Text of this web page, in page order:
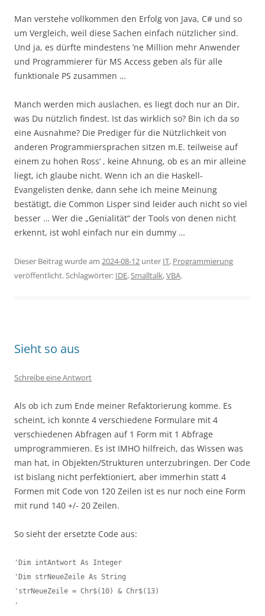
Man verstehe vollkommen den Erfolg von Java, C# und so
um Vergleich, weil diese Sachen einfach nützlicher sind.
Und ja, es dürfte mindestens ’ne Million mehr Anwender
und Programmierer für MS Access geben als für alle
funktionale PS zusammen …
Manch werden mich auslachen, es liegt doch nur an Dir,
was Du nützlich findest. Ist das wirklich so? Bin ich da so
eine Ausnahme? Die Prediger für die Nützlichkeit von
anderen Programmiersprachen sitzen m.E. teilweise auf
einem zu hohen Ross‘ , keine Ahnung, ob es an mir alleine
liegt, ich glaube nicht. Wenn ich an die Haskell-
Evangelisten denke, dann sehe ich meine Meinung
bestätigt, die Common Lisper sind leider auch nicht so viel
besser … Wer die „Genialität“ der Tools von denen nicht
erkennt, ist wohl einfach nur ein dummy …
Dieser Beitrag wurde am 2024-08-12 unter IT, Programmierung
veröffentlicht. Schlagwörter: IDE,Smalltalk,VBA.
Sieht so aus
Schreibe eine Antwort
Als ob ich zum Ende meiner Refaktorierung komme. Es
scheint, ich konnte 4 verschiedene Formulare mit 4
verschiedenen Abfragen auf 1 Form mit 1 Abfrage
umprogrammieren. Es ist IMHO hilfreich, das Wissen was
man hat, in Objekten/Strukturen unterzubringen. Der Code
ist bislang nicht perfektioniert, aber immerhin statt 4
Formen mit Code von 120 Zeilen ist es nur noch eine Form
mit rund 140 +/- 20 Zeilen.
So sieht der ersetzte Code aus:
'Dim intAntwort As Integer
'Dim strNeueZeile As String
'strNeueZeile = Chr$(10) & Chr$(13)
'